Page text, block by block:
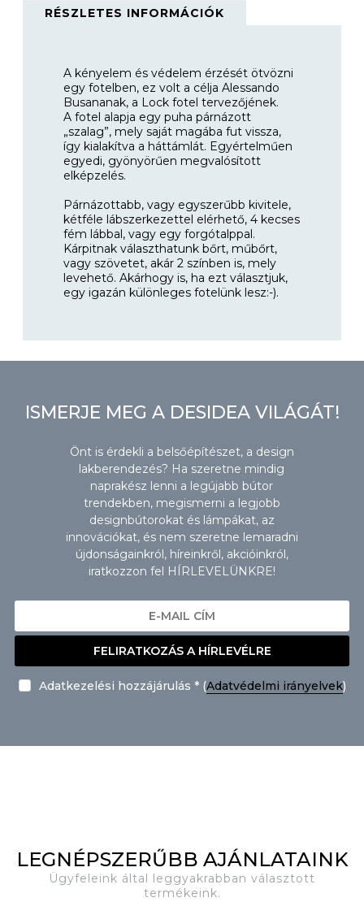
RÉSZLETES INFORMÁCIÓK
A kényelem és védelem érzését ötvözni
egy fotelben, ez volt a célja Alessando
Busananak, a Lock fotel tervezőjének.
A fotel alapja egy puha párnázott
„szalag”, mely saját magába fut vissza,
így kialakítva a háttámlát. Egyértelműen
egyedi, gyönyörűen megvalósított
elképzelés.
Párnázottabb, vagy egyszerűbb kivitele,
kétféle lábszerkezettel elérhető, 4 kecses
fém lábbal, vagy egy forgótalppal.
Kárpitnak választhatunk bőrt, műbőrt,
vagy szövetet, akár 2 színben is, mely
levehető. Akárhogy is, ha ezt választjuk,
egy igazán különleges fotelünk lesz:-).
ISMERJE MEG A DESIDEA VILÁGÁT!
Önt is érdekli a belsőépítészet, a design
lakberendezés? Ha szeretne mindig
naprakész lenni a legújabb bútor
trendekben, megismerni a legjobb
designbútorokat és lámpákat, az
innovációkat, és nem szeretne lemaradni
újdonságainkról, híreinkről, akcióinkról,
iratkozzon fel HÍRLEVELÜNKRE!
FELIRATKOZÁS A HÍRLEVÉLRE
Adatkezelési hozzájárulás * (Adatvédelmi irányelvek)
LEGNÉPSZERŰBB AJÁNLATAINK
Ügyfeleink által leggyakrabban választott
termékeink.